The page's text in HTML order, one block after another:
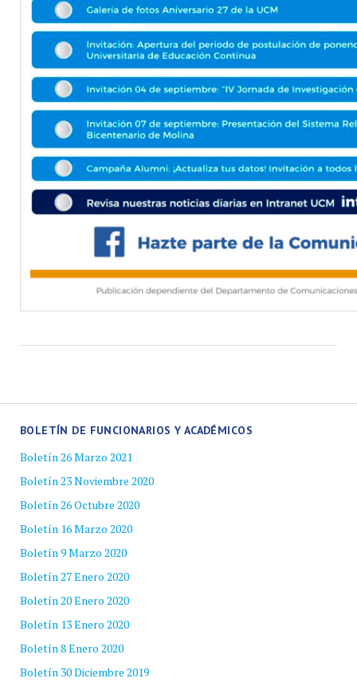
BOLETÍN DE FUNCIONARIOS Y ACADÉMICOS
Boletín 26 Marzo 2021
Boletín 23 Noviembre 2020
Boletín 26 Octubre 2020
Boletín 16 Marzo 2020
Boletín 9 Marzo 2020
Boletín 27 Enero 2020
Boletín 20 Enero 2020
Boletín 13 Enero 2020
Boletín 8 Enero 2020
Boletín 30 Diciembre 2019